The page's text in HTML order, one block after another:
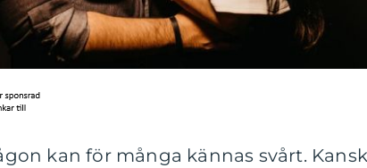
kan för många kännas svårt.